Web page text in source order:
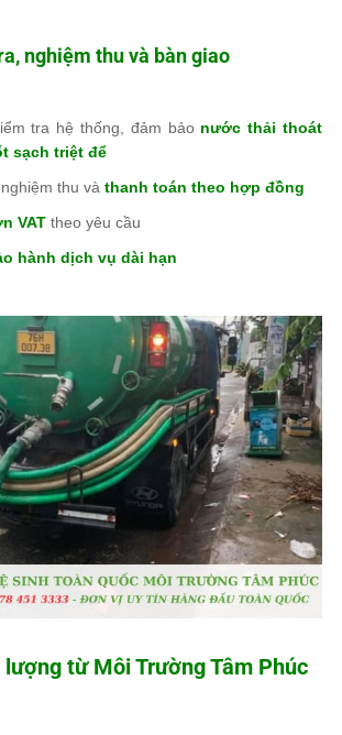
nghiệm thu và bàn giao
tra hệ thống, đảm bảo nước thải thoát
sạch triệt để
thu và thanh toán theo hợp đồng
VAT theo yêu cầu
hành dịch vụ dài hạn
lượng từ Môi Trường Tâm Phúc